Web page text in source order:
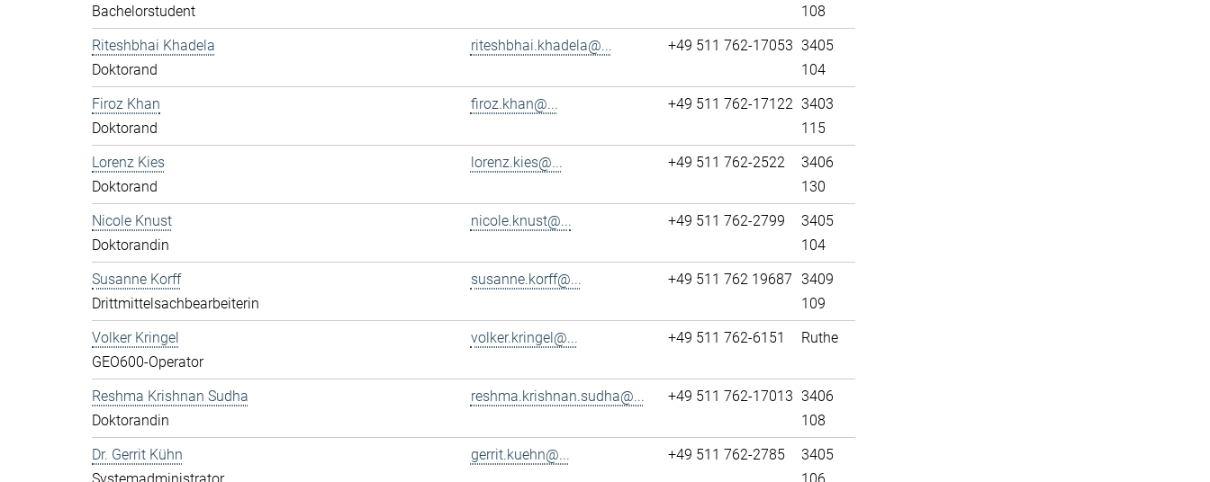
Bachelorstudent
108
Riteshbhai Khadela
Doktorand
riteshbhai.khadela@... +49 511 762-17053 3405
104
Firoz Khan
Doktorand
firoz.khan@... +49 511 762-17122 3403
115
Lorenz Kies
Doktorand
lorenz.kies@... +49 511 762-2522
3406
130
Nicole Knust
Doktorandin
nicole.knust@... +49 511 762-2799
3405
104
Susanne Korff
Drittmittelsachbearbeiterin
susanne.korff@... +49 511 762 19687 3409
109
Volker Kringel
GEO600-Operator
volker.kringel@... +49 511 762-6151 Ruthe
Reshma Krishnan Sudha
Doktorandin
reshma.krishnan.sudha@... +49 511 762-17013 3406
108
Dr. Gerrit Kühn
gerrit.kuehn@... +49 511 762-2785
3405